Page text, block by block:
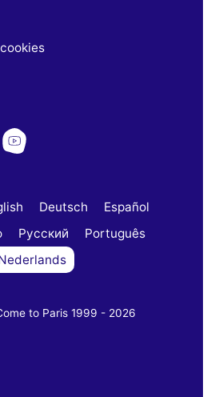
Deutsch
Español
Русский
Português
to Paris 1999 - 2026